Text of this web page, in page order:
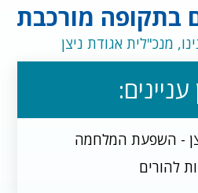
בתקופה מורכבת
מנכ"לית אגודת ניצן
עניינים:
- השפעת המלחמה
להורים